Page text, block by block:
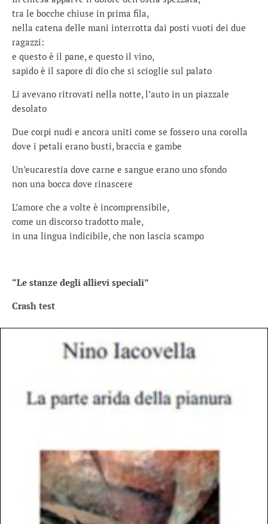
tra le bocche chiuse in prima fila,
nella catena delle mani interrotta dai posti vuoti dei due
ragazzi:
e questo è il pane, e questo il vino,
sapido è il sapore di dio che si scioglie sul palato
Li avevano ritrovati nella notte, l’auto in un piazzale
desolato
Due corpi nudi e ancora uniti come se fossero una corolla
dove i petali erano busti, braccia e gambe
Un’eucarestia dove carne e sangue erano uno sfondo
non una bocca dove rinascere
L’amore che a volte è incomprensibile,
come un discorso tradotto male,
in una lingua indicibile, che non lascia scampo
“Le stanze degli allievi speciali”
Crash test